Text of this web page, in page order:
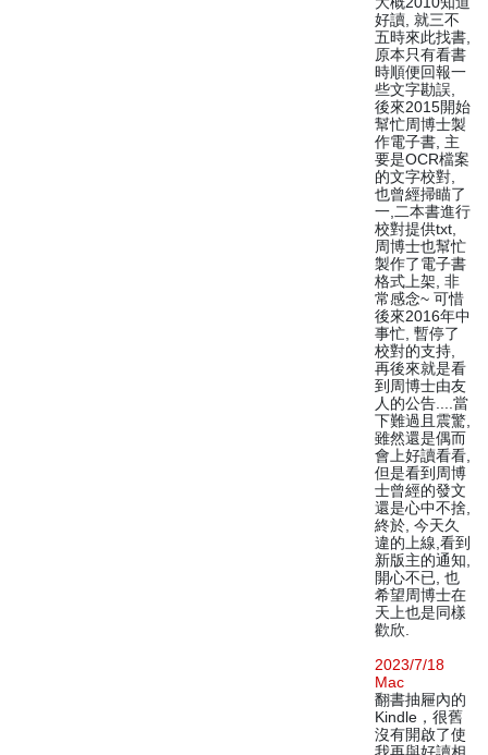
好讀, 就三不
五時來此找書,
原本只有看書
時順便回報一
些文字勘誤,
後來2015開始
幫忙周博士製
作電子書, 主
要是OCR檔案
的文字校對,
也曾經掃瞄了
一,二本書進行
校對提供txt,
周博士也幫忙
製作了電子書
格式上架, 非
常感念~ 可惜
後來2016年中
事忙, 暫停了
校對的支持,
再後來就是看
到周博士由友
人的公告....當
下難過且震驚,
雖然還是偶而
會上好讀看看,
但是看到周博
士曾經的發文
還是心中不捨,
終於, 今天久
違的上線,看到
新版主的通知,
開心不已, 也
希望周博士在
天上也是同樣
歡欣.
2023/7/18
Mac
翻書抽屜內的
Kindle，很舊
沒有開啟了使